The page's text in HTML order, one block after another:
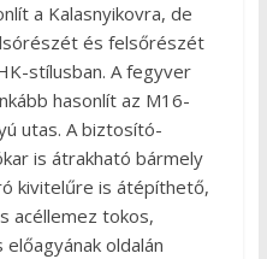
a Kalasnyikovra, de
és felsőrészét
stílusban. A fegyver
hasonlít az M16-
utas. A biztosító-
is átrakható bármely
kivitelűre is átépíthető,
acéllemez tokos,
oldalán